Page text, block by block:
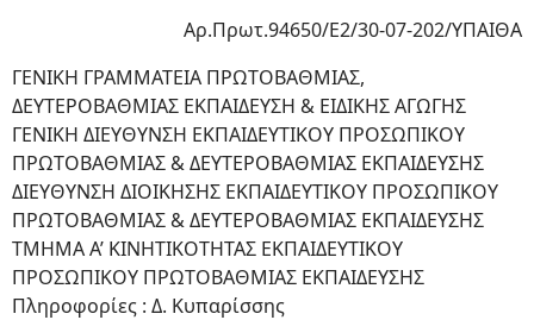
Αρ.Πρωτ.94650/Ε2/30-07-202/ΥΠΑΙΘΑ
ΓΕΝΙΚΗ ΓΡΑΜΜΑΤΕΙΑ ΠΡΩΤΟΒΑΘΜΙΑΣ,
ΔΕΥΤΕΡΟΒΑΘΜΙΑΣ ΕΚΠΑΙΔΕΥΣΗ & ΕΙΔΙΚΗΣ ΑΓΩΓΗΣ
ΓΕΝΙΚΗ ΔΙΕΥΘΥΝΣΗ ΕΚΠΑΙΔΕΥΤΙΚΟΥ ΠΡΟΣΩΠΙΚΟΥ
ΠΡΩΤΟΒΑΘΜΙΑΣ & ΔΕΥΤΕΡΟΒΑΘΜΙΑΣ ΕΚΠΑΙΔΕΥΣΗΣ
ΔΙΕΥΘΥΝΣΗ ΔΙΟΙΚΗΣΗΣ ΕΚΠΑΙΔΕΥΤΙΚΟΥ ΠΡΟΣΩΠΙΚΟΥ
ΠΡΩΤΟΒΑΘΜΙΑΣ & ΔΕΥΤΕΡΟΒΑΘΜΙΑΣ ΕΚΠΑΙΔΕΥΣΗΣ
ΤΜΗΜΑ Α’ ΚΙΝΗΤΙΚΟΤΗΤΑΣ ΕΚΠΑΙΔΕΥΤΙΚΟΥ
ΠΡΟΣΩΠΙΚΟΥ ΠΡΩΤΟΒΑΘΜΙΑΣ ΕΚΠΑΙΔΕΥΣΗΣ
Πληροφορίες : Δ. Κυπαρίσσης